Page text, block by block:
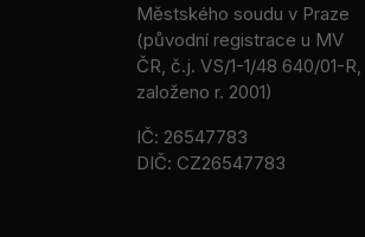
Městského soudu v Praze
(původní registrace u MV
ČR, č.j. VS/1-1/48 640/01-R,
založeno r. 2001)
IČ: 26547783
DIČ: CZ26547783